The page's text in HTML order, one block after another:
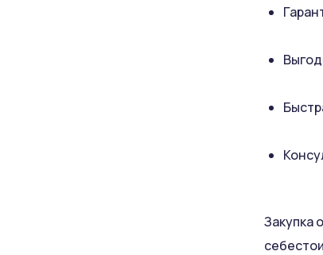
Закупка